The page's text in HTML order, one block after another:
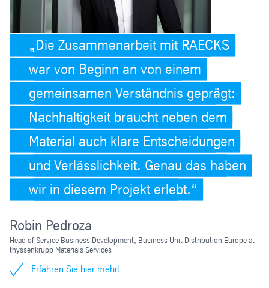
Die Zusammenarbeit mit RAECKS
war von Beginn an von einem
gemeinsamen Verständnis geprägt:
Nachhaltigkeit braucht neben dem
Material auch klare Entscheidungen
und Verlässlichkeit. Genau das haben
wir in diesem Projekt erlebt.
Robin Pedroza
Head of Service Business Development, Business Unit Distribution Europe at
thyssenkrupp Materials Services
Erfahren Sie hier mehr!